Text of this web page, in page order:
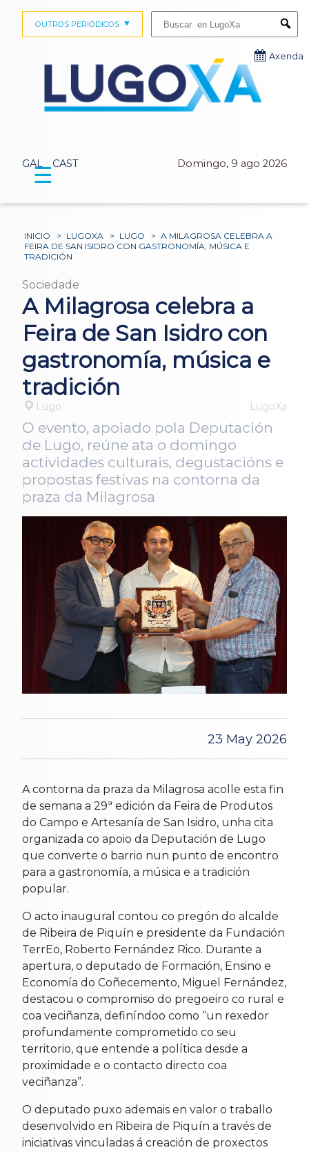
GAL CAST Domingo, 9 ago 2026
OUTROS PERIÓDICOS
Axenda
☰
INICIO > LUGOXA > LUGO > A MILAGROSA CELEBRA A
FEIRA DE SAN ISIDRO CON GASTRONOMÍA, MÚSICA E
TRADICIÓN
Sociedade
A Milagrosa celebra a
Feira de San Isidro con
gastronomía, música e
tradición
Lugo LugoXa
O evento, apoiado pola Deputación
de Lugo, reúne ata o domingo
actividades culturais, degustacións e
propostas festivas na contorna da
praza da Milagrosa
23 May 2026
A contorna da praza da Milagrosa acolle esta fin
de semana a 29ª edición da Feira de Produtos
do Campo e Artesanía de San Isidro, unha cita
organizada co apoio da Deputación de Lugo
que converte o barrio nun punto de encontro
para a gastronomía, a música e a tradición
popular.
O acto inaugural contou co pregón do alcalde
de Ribeira de Piquín e presidente da Fundación
TerrEo, Roberto Fernández Rico. Durante a
apertura, o deputado de Formación, Ensino e
Economía do Coñecemento, Miguel Fernández,
destacou o compromiso do pregoeiro co rural e
coa veciñanza, definíndoo como “un rexedor
profundamente comprometido co seu
territorio, que entende a política desde a
proximidade e o contacto directo coa
veciñanza”.
O deputado puxo ademais en valor o traballo
desenvolvido en Ribeira de Piquín a través de
iniciativas vinculadas á creación de proxectos